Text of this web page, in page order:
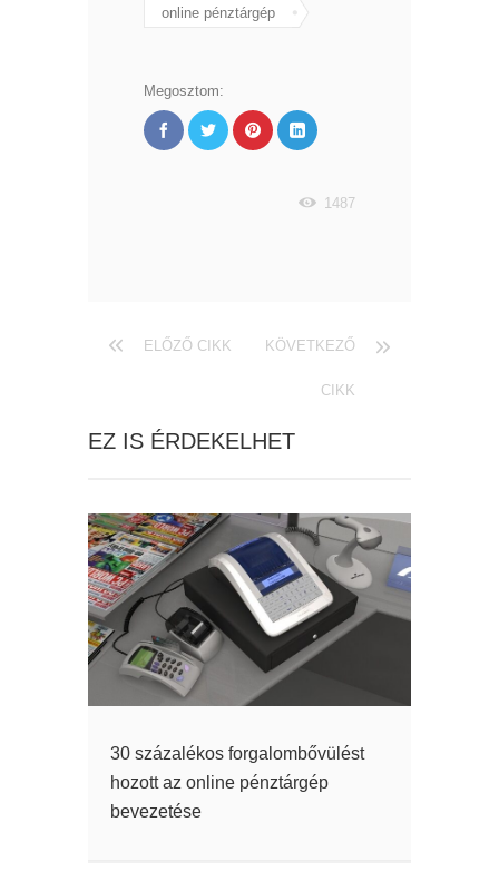
online pénztárgép
Megosztom:
1487
ELŐZŐ CIKK KÖVETKEZŐ
CIKK
EZ IS ÉRDEKELHET
30 százalékos forgalombővülést
hozott az online pénztárgép
bevezetése